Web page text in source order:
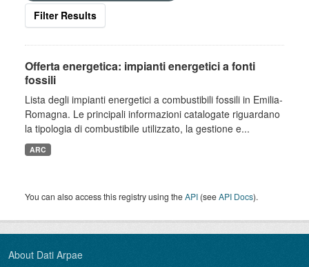
Filter Results
Offerta energetica: impianti energetici a fonti
fossili
Lista degli impianti energetici a combustibili fossili in Emilia-
Romagna. Le principali informazioni catalogate riguardano
la tipologia di combustibile utilizzato, la gestione e...
ARC
You can also access this registry using theAPI (seeAPI Docs).
About Dati Arpae